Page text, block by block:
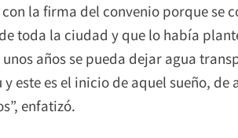
la firma del convenio porque se
toda la ciudad y que lo había
años se pueda dejar agua
este es el inicio de aquel sueño, de
enfatizó.